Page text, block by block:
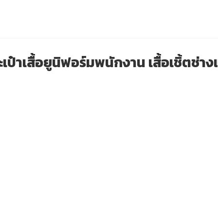
ป๋าเสื้อยูนิฟอร์มพนักงานเสื้อเชิ้ตช่า